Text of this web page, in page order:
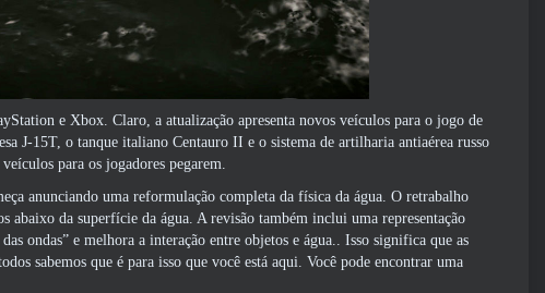
e Xbox. Claro, a atualização apresenta novos veículos para o jogo de
J-15T, o tanque italiano Centauro II e o sistema de artilharia antiaérea russo
para os jogadores pegarem.
anunciando uma reformulação completa da física da água. O retrabalho
abaixo da superfície da água. A revisão também inclui uma representação
ondas” e melhora a interação entre objetos e água.. Isso significa que as
sabemos que é para isso que você está aqui. Você pode encontrar uma